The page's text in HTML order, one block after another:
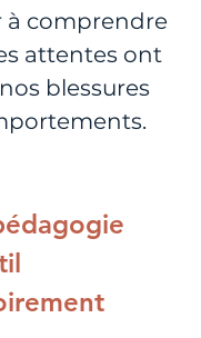
à comprendre
attentes ont
blessures